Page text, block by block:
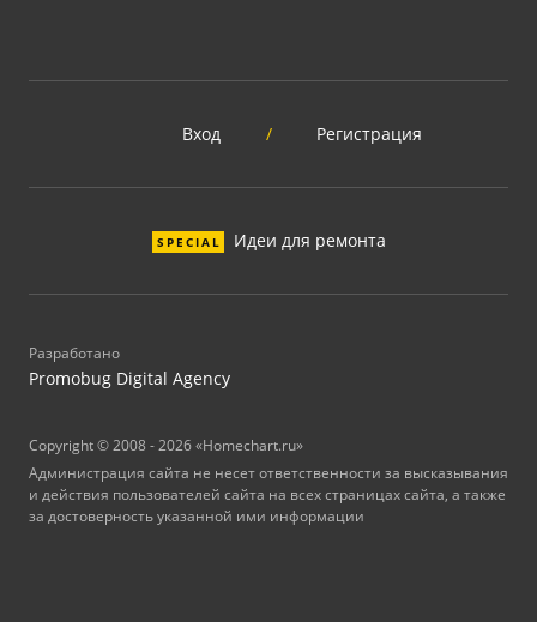
Вход / Регистрация
SPECIAL Идеи для ремонта
Разработано
Promobug Digital Agency
Copyright © 2008 - 2026 «Homechart.ru»
Администрация сайта не несет ответственности за высказывания
и действия пользователей сайта на всех страницах сайта, а также
за достоверность указанной ими информации